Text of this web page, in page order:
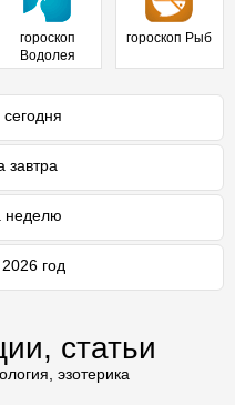
гороскоп
Водолея
гороскоп Рыб
завтра
неделю
год
статьи
эзотерика